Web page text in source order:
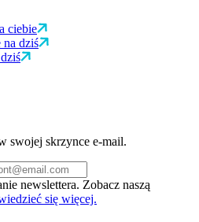
ciebie
dziś
swojej skrzynce e-mail.
newslettera. Zobacz naszą
się więcej.